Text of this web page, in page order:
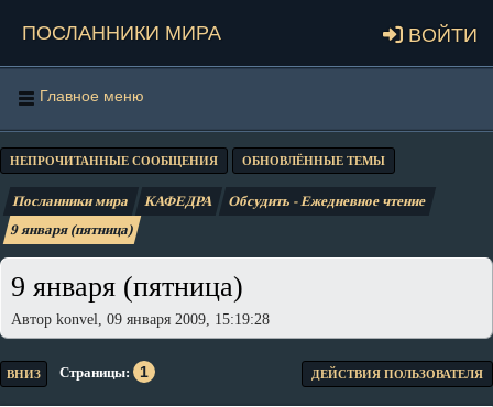
Посланники мира Войти
Главное меню
НЕПРОЧИТАННЫЕ СООБЩЕНИЯ ОБНОВЛЁННЫЕ ТЕМЫ
Посланники мира КАФЕДРА
Обсудить - Ежедневное чтение
9 января (пятница)
9 января (пятница)
Автор konvel, 09 января 2009, 15:19:28
ВНИЗ Страницы 1 ДЕЙСТВИЯ ПОЛЬЗОВАТЕЛЯ